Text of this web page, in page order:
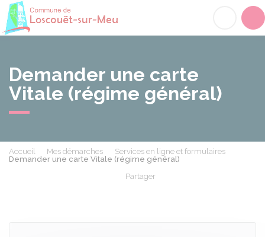
Demander une carte
Vitale (régime général)
Accueil Mes démarches
Services en ligne et formulaires
Demander une carte Vitale (régime général)
Partager